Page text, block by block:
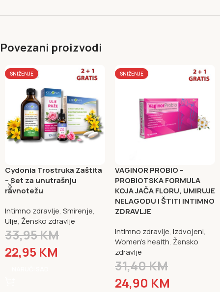
Povezani proizvodi
SNIŽENJE
Cydonia Trostruka Zaštita
– Set za unutrašnju
ravnotežu
Intimno zdravlje, Smirenje,
Ulje, Žensko zdravlje
33,95KM
22,95 KM
SNIŽENJE
VAGINOR PROBIO –
PROBIOTSKA FORMULA
KOJA JAČA FLORU, UMIRUJE
NELAGODU I ŠTITI INTIMNO
ZDRAVLJE
Intimno zdravlje, Izdvojeni,
Women's health, Žensko
zdravlje
31,40KM
24,90 KM